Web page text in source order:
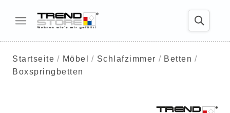
Startseite Möbel Schlafzimmer
Betten
Boxspringbetten